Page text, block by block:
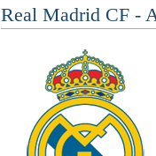
Real Madrid CF -